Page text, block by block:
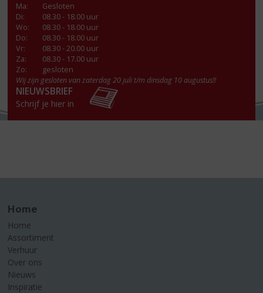
Ma:
Gesloten
Di:
08.30 - 18.00 uur
Wo:
08.30 - 18.00 uur
Do:
08.30 - 18.00 uur
Vr:
08.30 - 20.00 uur
Za:
08.30 - 17.00 uur
Zo:
gesloten
Wij zijn gesloten van zaterdag 20 juli t/m dinsdag 10 augustus!!
NIEUWSBRIEF
Schrijf je hier in
Home
Home
Assortiment
Verhuur
Over ons
Nieuws
Inspiratie